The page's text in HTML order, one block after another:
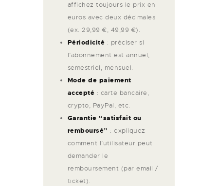
affichez toujours le prix en
euros avec deux décimales
(ex. 29,99 €, 49,99 €).
Périodicité : préciser si
l’abonnement est annuel,
semestriel, mensuel.
Mode de paiement
accepté : carte bancaire,
crypto, PayPal, etc.
Garantie “satisfait ou
remboursé” : expliquez
comment l’utilisateur peut
demander le
remboursement (par email /
ticket).